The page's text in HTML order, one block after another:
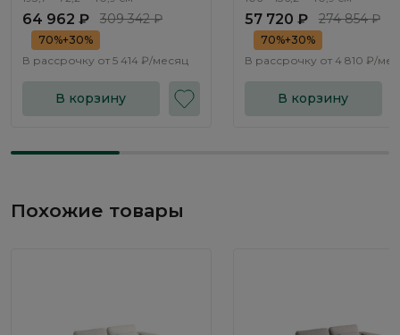
64 962 ₽ 309 342 ₽
70%+30%
В рассрочку от 5 414 ₽/месяц
В корзину
57 720 ₽ 274 854 ₽
70%+30%
В рассрочку от 4 810 ₽/
В корзину
Похожие товары